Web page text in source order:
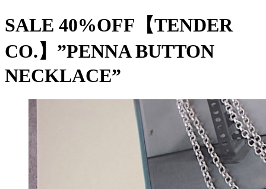
SALE 40%OFF【TENDER
CO.】”PENNA BUTTON
NECKLACE”